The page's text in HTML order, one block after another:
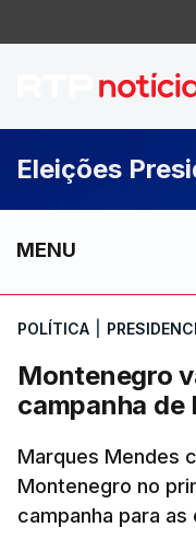
Eleições
MENU
POLÍTICA
Montenegro
campanha de
Marques Mendes
Montenegro no
campanha para